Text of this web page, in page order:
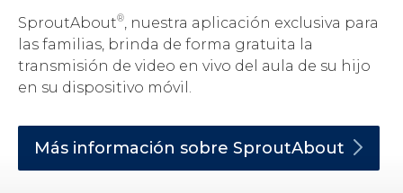
SproutAbout®
, nuestra aplicación exclusiva para
las familias, brinda de forma gratuita la
transmisión de video en vivo del aula de su hijo
en su dispositivo móvil.
Más información sobre SproutAbout